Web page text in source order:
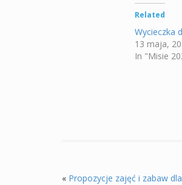
Related
Wycieczka
13 maja,
In "Misie
« Propozycje zajęć i zabaw